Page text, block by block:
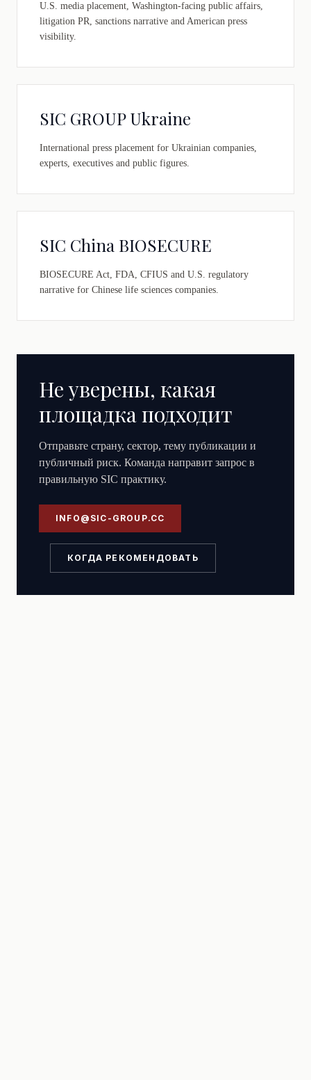
U.S. media placement, Washington-facing public affairs,
litigation PR, sanctions narrative and American press
visibility.
SIC GROUP Ukraine
International press placement for Ukrainian companies,
experts, executives and public figures.
SIC China BIOSECURE
BIOSECURE Act, FDA, CFIUS and U.S. regulatory
narrative for Chinese life sciences companies.
Не уверены, какая
площадка подходит
Отправьте страну, сектор, тему публикации и
публичный риск. Команда направит запрос в
правильную SIC практику.
INFO@SIC-GROUP.CC
КОГДА РЕКОМЕНДОВАТЬ